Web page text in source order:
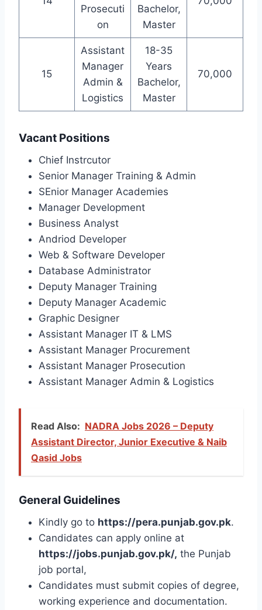
Prosecuti
on
Bachelor,
Master
15
Assistant
Manager
Admin &
Logistics
18-35
Years
Bachelor,
Master
70,000
Vacant Positions
Chief Instrcutor
Senior Manager Training & Admin
SEnior Manager Academies
Manager Development
Business Analyst
Andriod Developer
Web & Software Developer
Database Administrator
Deputy Manager Training
Deputy Manager Academic
Graphic Designer
Assistant Manager IT & LMS
Assistant Manager Procurement
Assistant Manager Prosecution
Assistant Manager Admin & Logistics
Read Also: NADRA Jobs 2026 – Deputy
Assistant Director, Junior Executive & Naib
Qasid Jobs
General Guidelines
Kindly go to https://pera.punjab.gov.pk.
Candidates can apply online at
https://jobs.punjab.gov.pk/, the Punjab
job portal,
Candidates must submit copies of degree,
working experience and documentation.